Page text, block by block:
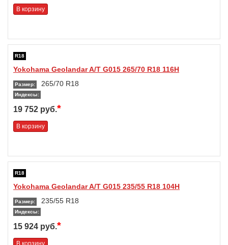
В корзину
R18
Yokohama Geolandar A/T G015 265/70 R18 116H
Размер: 265/70 R18
Индексы:
19 752 руб.*
В корзину
R18
Yokohama Geolandar A/T G015 235/55 R18 104H
Размер: 235/55 R18
Индексы:
15 924 руб.*
В корзину